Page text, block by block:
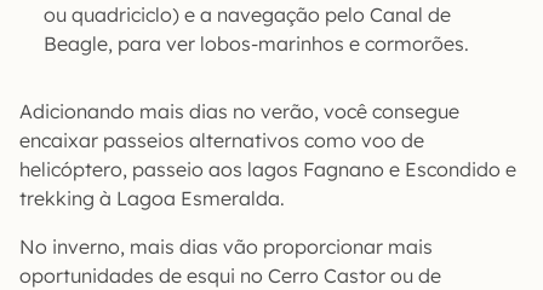
ou quadriciclo) e a navegação pelo Canal de
Beagle, para ver lobos-marinhos e cormorões.
Adicionando mais dias no verão, você consegue
encaixar passeios alternativos como voo de
helicóptero, passeio aos lagos Fagnano e Escondido e
trekking à Lagoa Esmeralda.
No inverno, mais dias vão proporcionar mais
oportunidades de esqui no Cerro Castor ou de